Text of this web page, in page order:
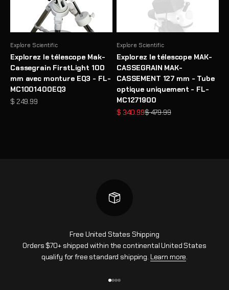
Explore Scientific
Explorez le télescope Mak-
Cassegrain FirstLight 100
mm avec monture EQ3 - FL-
MC1001400EQ3
Prix de vente
$ 249.99
Explore Scientific
Explorez le télescope MAK-
CASSEGRAIN MAK-
CASSEMENT 127 mm - Tube
optique uniquement - FL-
MC1271900
Prix de vente
$ 340.99Prix normal
$ 479.99
Free United States Shipping
Orders $70+ shipped within the continental United States
qualify for free standard shipping. Learn more.